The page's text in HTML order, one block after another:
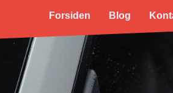
Forsiden Blog